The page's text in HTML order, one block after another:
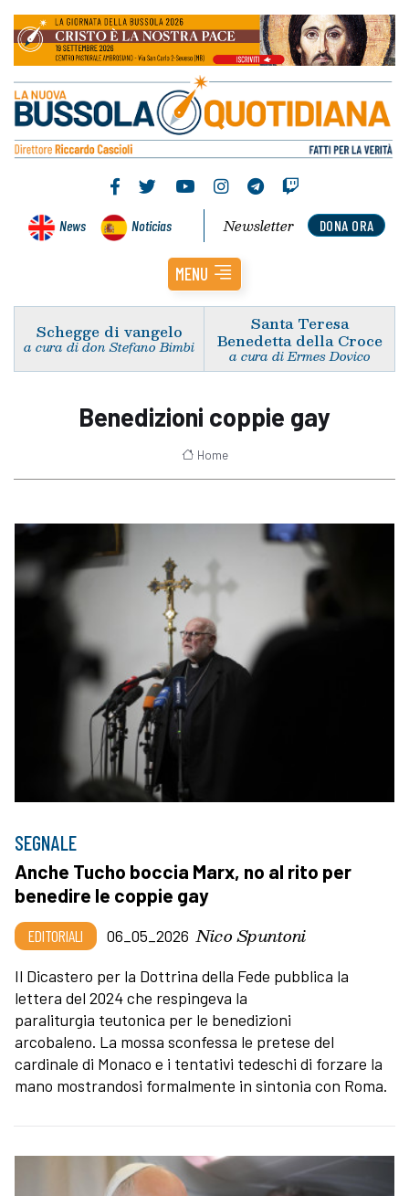
News Noticias DONA ORA
Newsletter
MENU
Schegge di vangelo
a cura di don Stefano Bimbi
Santa Teresa
Benedetta della Croce
a cura di Ermes Dovico
Benedizioni coppie gay
Home
SEGNALE
Anche Tucho boccia Marx, no al rito per
benedire le coppie gay
EDITORIALI 06_05_2026 Nico Spuntoni
Il Dicastero per la Dottrina della Fede pubblica la
lettera del 2024 che respingeva la
paraliturgia teutonica per le benedizioni
arcobaleno. La mossa sconfessa le pretese del
cardinale di Monaco e i tentativi tedeschi di forzare la
mano mostrandosi formalmente in sintonia con Roma.